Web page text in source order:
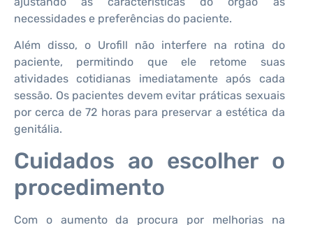
necessidades e preferências do paciente.
Além disso, o Urofill não interfere na rotina do
paciente, permitindo que ele retome suas
atividades cotidianas imediatamente após cada
sessão. Os pacientes devem evitar práticas sexuais
por cerca de 72 horas para preservar a estética da
genitália.
Cuidados ao escolher o
procedimento
Com o aumento da procura por melhorias na